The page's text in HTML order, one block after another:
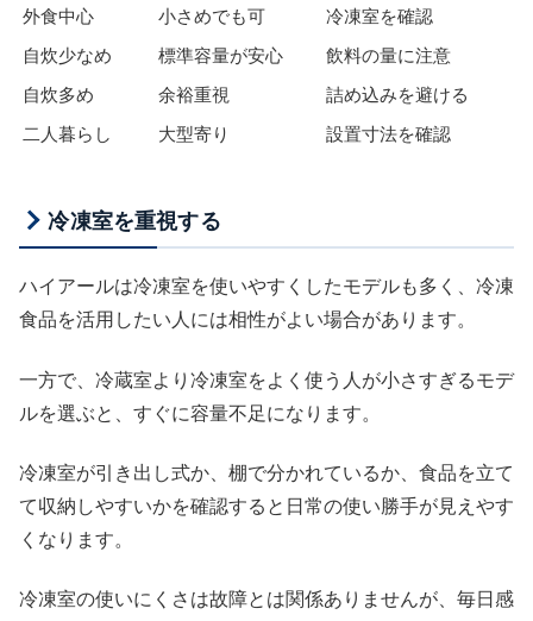
外食中心 小さめでも可
冷凍室を確認
自炊少なめ
標準容量が安心
飲料の量に注意
自炊多め
余裕重視
詰め込みを避ける
二人暮らし
大型寄り 設置寸法を確認
冷凍室を重視する
ハイアールは冷凍室を使いやすくしたモデルも多く、冷凍
食品を活用したい人には相性がよい場合があります。
一方で、冷蔵室より冷凍室をよく使う人が小さすぎるモデ
ルを選ぶと、すぐに容量不足になります。
冷凍室が引き出し式か、棚で分かれているか、食品を立て
て収納しやすいかを確認すると日常の使い勝手が見えやす
くなります。
冷凍室の使いにくさは故障とは関係ありませんが、毎日感